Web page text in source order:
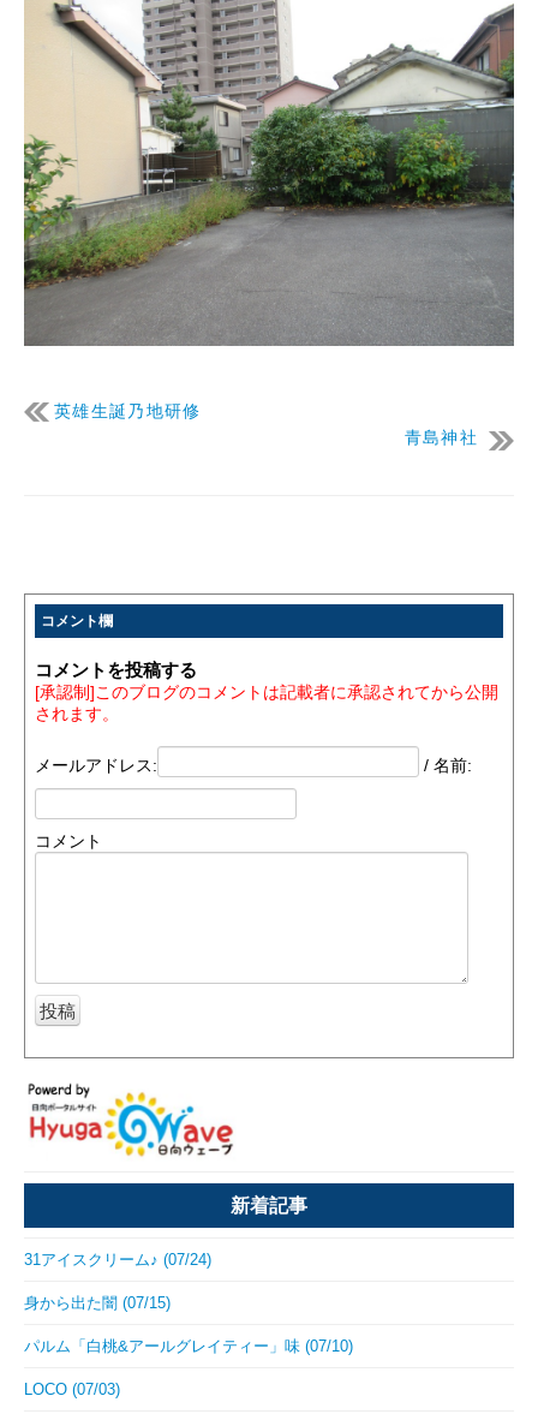
英雄生誕乃地研修
青島神社
コメント欄
コメントを投稿する
[承認制]このブログのコメントは記載者に承認されてから公開
されます。
メールアドレス: / 名前:
コメント
新着記事
31アイスクリーム♪ (07/24)
身から出た闇 (07/15)
パルム「白桃&アールグレイティー」味 (07/10)
LOCO (07/03)